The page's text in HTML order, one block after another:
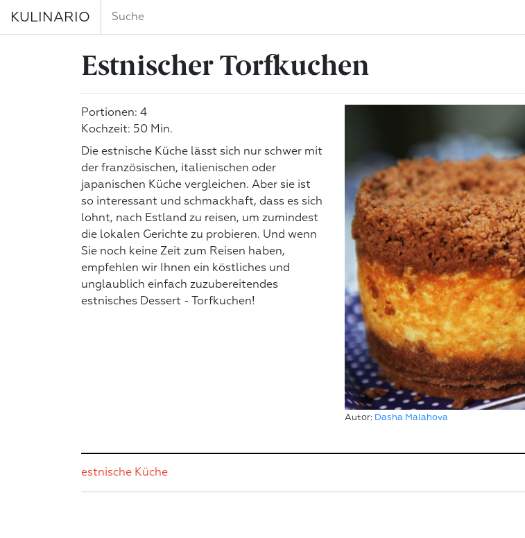
KULINARIO
Estnischer Torfkuchen
Autor: Dasha Malahova
Portionen: 4
Kochzeit: 50 Min.
Die estnische Küche lässt sich nur schwer mit
der französischen, italienischen oder
japanischen Küche vergleichen. Aber sie ist
so interessant und schmackhaft, dass es sich
lohnt, nach Estland zu reisen, um zumindest
die lokalen Gerichte zu probieren. Und wenn
Sie noch keine Zeit zum Reisen haben,
empfehlen wir Ihnen ein köstliches und
unglaublich einfach zuzubereitendes
estnisches Dessert - Torfkuchen!
estnische Küche